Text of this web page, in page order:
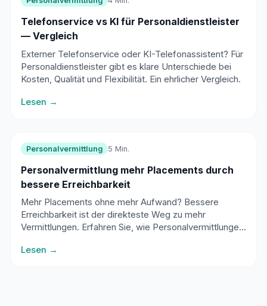
Telefonservice vs KI für Personaldienstleister
— Vergleich
Externer Telefonservice oder KI-Telefonassistent? Für
Personaldienstleister gibt es klare Unterschiede bei
Kosten, Qualität und Flexibilität. Ein ehrlicher Vergleich.
Lesen →
Personalvermittlung 5 Min.
Personalvermittlung mehr Placements durch
bessere Erreichbarkeit
Mehr Placements ohne mehr Aufwand? Bessere
Erreichbarkeit ist der direkteste Weg zu mehr
Vermittlungen. Erfahren Sie, wie Personalvermittlungen
Lesen →